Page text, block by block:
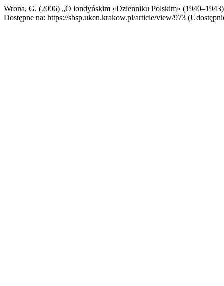
Wrona, G. (2006) „O londyńskim «Dzienniku Polskim»
Dostępne na: https://sbsp.uken.krakow.pl/article/view/973